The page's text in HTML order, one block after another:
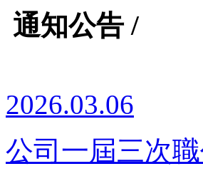
通知公告 /
2026.03.06
公司一屆三次